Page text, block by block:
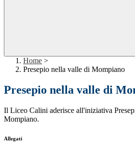
Home >
Presepio nella valle di Mompiano
Presepio nella valle di
Il Liceo Calini aderisce all'iniziativa
Mompiano.
Allegati